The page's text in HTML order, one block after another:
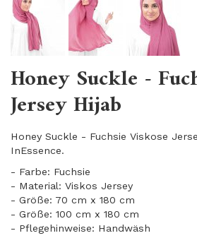
Honey Suckle -
Jersey Hijab
Honey Suckle - Fuchsie Viskose
InEssence.
- Farbe: Fuchsie
- Material: Viskos Jersey
- Größe: 70 cm x 180 cm
- Größe: 100 cm x 180 cm
- Pflegehinweise: Handwäsh